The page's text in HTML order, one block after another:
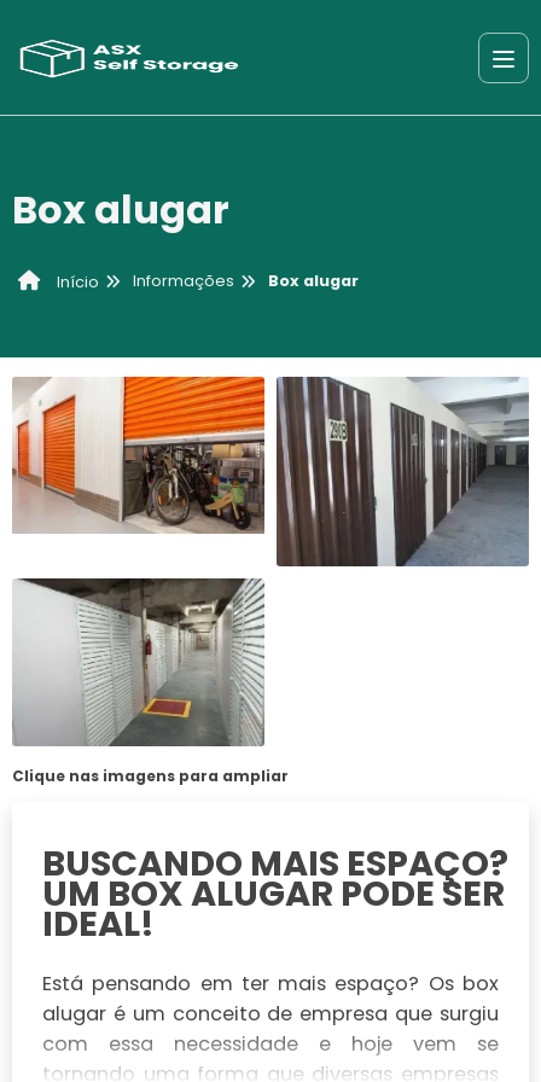
Box alugar
Início Informações Box alugar
Clique nas imagens para ampliar
BUSCANDO MAIS ESPAÇO?
UM BOX ALUGAR PODE SER
IDEAL!
Está pensando em ter mais espaço? Os box
alugar é um conceito de empresa que surgiu
com essa necessidade e hoje vem se
tornando uma forma que diversas empresas